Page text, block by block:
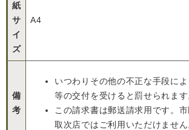
紙
サ
イ
ズ
A4
備
考
いつわりその他の不正な手段に
等の交付を受けると罰せられます
この請求書は郵送請求用です。
取次店ではご利用いただけません